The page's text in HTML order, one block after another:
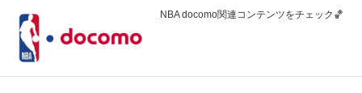
NBA docomo関連コンテンツをチェック🏀